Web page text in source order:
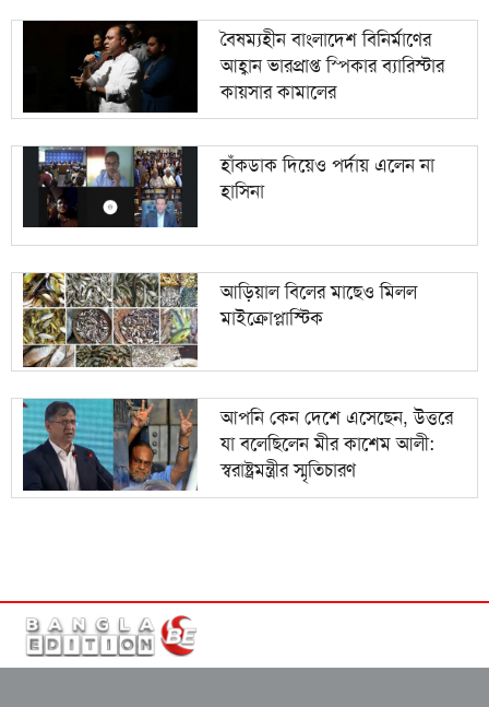
বৈষম্যহীন বাংলাদেশ বিনির্মাণের
আহ্বান ভারপ্রাপ্ত স্পিকার ব্যারিস্টার
কায়সার কামালের
হাঁকডাক দিয়েও পর্দায় এলেন না
হাসিনা
আড়িয়াল বিলের মাছেও মিলল
মাইক্রোপ্লাস্টিক
আপনি কেন দেশে এসেছেন, উত্তরে
যা বলেছিলেন মীর কাশেম আলী:
স্বরাষ্ট্রমন্ত্রীর স্মৃতিচারণ